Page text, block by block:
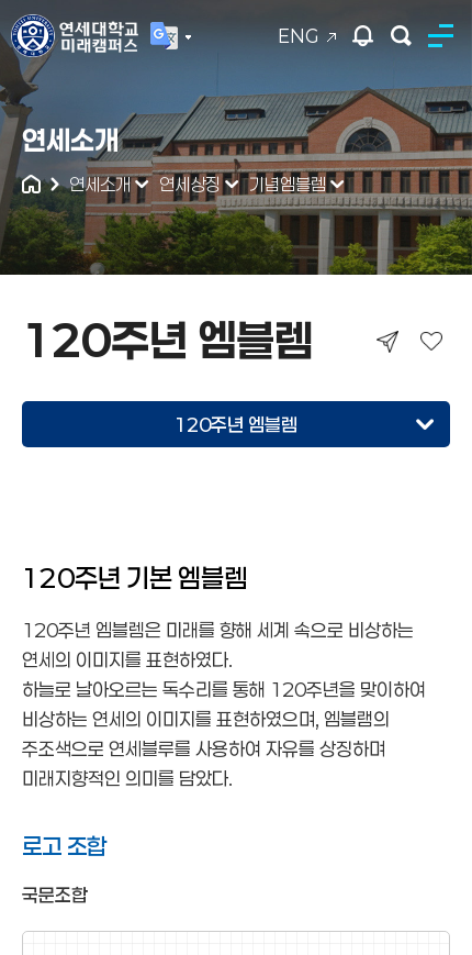
ENG
연세대학교
통합검색
연세소개
연세소개 연세상징 기념엠블렘
120주년 엠블렘
120주년 엠블렘
125주년 엠블렘
120주년 기본 엠블렘
120주년 엠블렘은 미래를 향해 세계 속으로 비상하는
연세의 이미지를 표현하였다.
하늘로 날아오르는 독수리를 통해 120주년을 맞이하여
비상하는 연세의 이미지를 표현하였으며, 엠블램의
주조색으로 연세블루를 사용하여 자유를 상징하며
미래지향적인 의미를 담았다.
로고 조합
국문조합